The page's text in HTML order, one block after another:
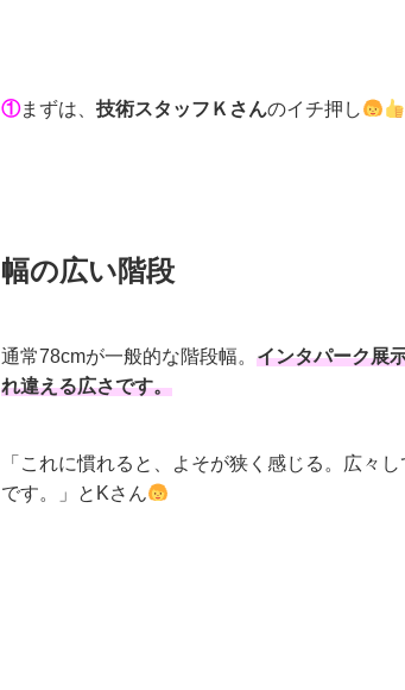
①まずは、 技術スタッフＫさんのイチ押し
幅の広い階段
通常78cmが一般的な階段幅。 インタパーク展
れ違える広さです。
「これに慣れると、よそが狭く感じる。広々
です。」とKさん